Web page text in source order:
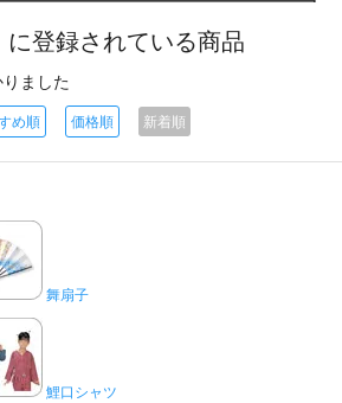
に登録されている商品
ました
め順 価格順 新着順
舞扇子
鯉口シャツ